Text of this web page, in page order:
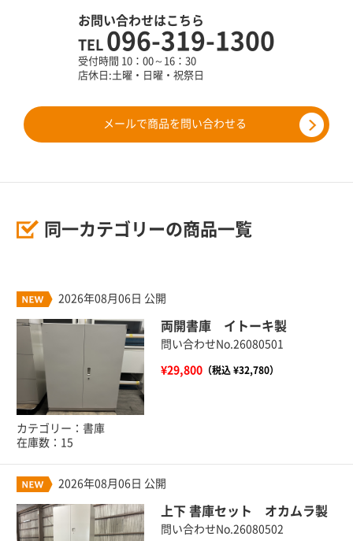
お問い合わせはこちら
TEL 096-319-1300
受付時間 10：00～16：30
店休日:土曜・日曜・祝祭日
メールで商品を問い合わせる
同一カテゴリーの商品一覧
2026年08月06日 公開
両開書庫 イトーキ製
問い合わせNo.26080501
¥29,800（税込 ¥32,780）
カテゴリー：書庫
在庫数：15
2026年08月06日 公開
上下 書庫セット オカムラ製
問い合わせNo.26080502